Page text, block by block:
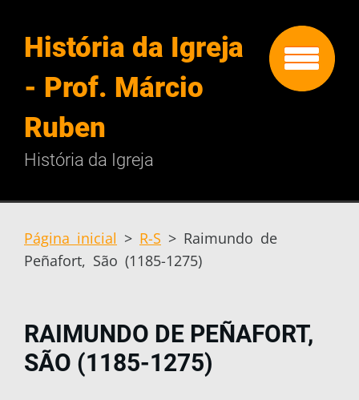
História da Igreja
- Prof. Márcio
Ruben
História da Igreja
Página inicial > R-S > Raimundo de
Peñafort, São (1185-1275)
RAIMUNDO DE PEÑAFORT,
SÃO (1185-1275)